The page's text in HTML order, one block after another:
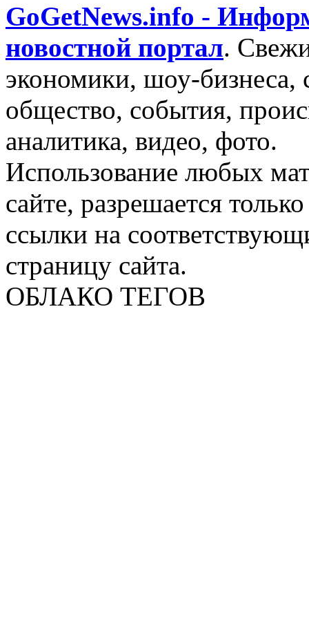
GoGetNews.info -
новостной портал.
экономики, шоу-бизнеса,
общество, события,
аналитика, видео, фото.
Использование любых
сайте, разрешается
ссылки на
страницу сайта.
ОБЛАКО ТЕГОВ